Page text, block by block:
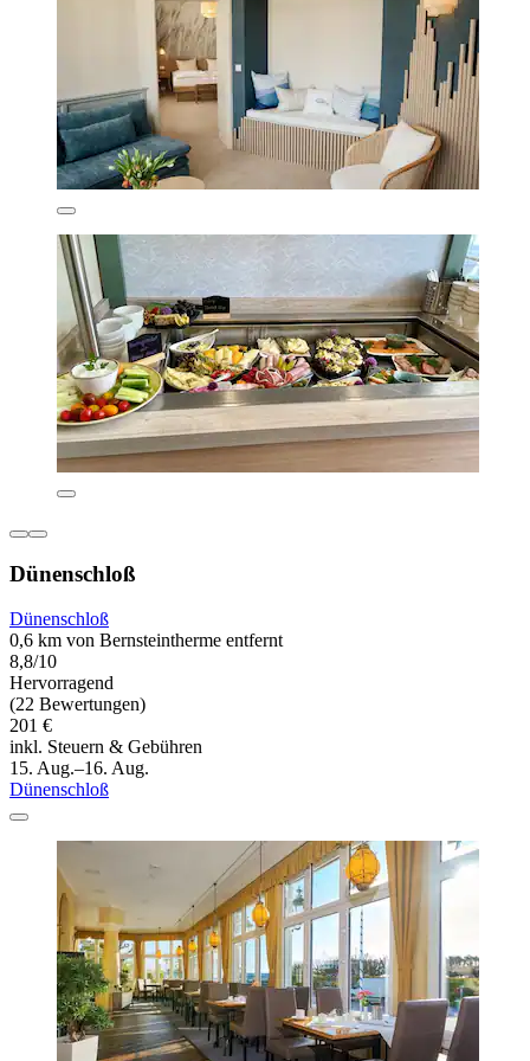
Dünenschloß
Dünenschloß
0,6 km von Bernsteintherme entfernt
8,8/10
Hervorragend
(22 Bewertungen)
201 €
inkl. Steuern & Gebühren
15. Aug.–16. Aug.
Dünenschloß